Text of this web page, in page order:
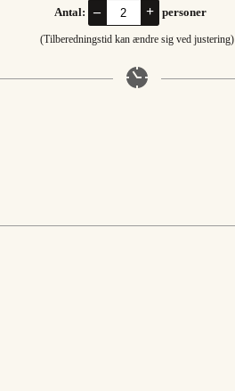
Antal: – + personer
(Tilberedningstid kan ændre sig ved justering)